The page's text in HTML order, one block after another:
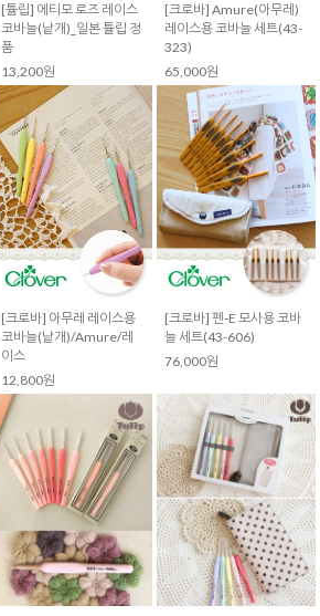
[튤립] 에티모 로즈 레이스
코바늘(낱개)_일본 튤립 정
품
13,200원
[크로바] Amure(아무레)
레이스용 코바늘 세트(43-
323)
65,000원
[크로바] 아무레 레이스용
코바늘(낱개)/Amure/레
이스
12,800원
[크로바] 펜-E 모사용 코바
늘 세트(43-606)
76,000원